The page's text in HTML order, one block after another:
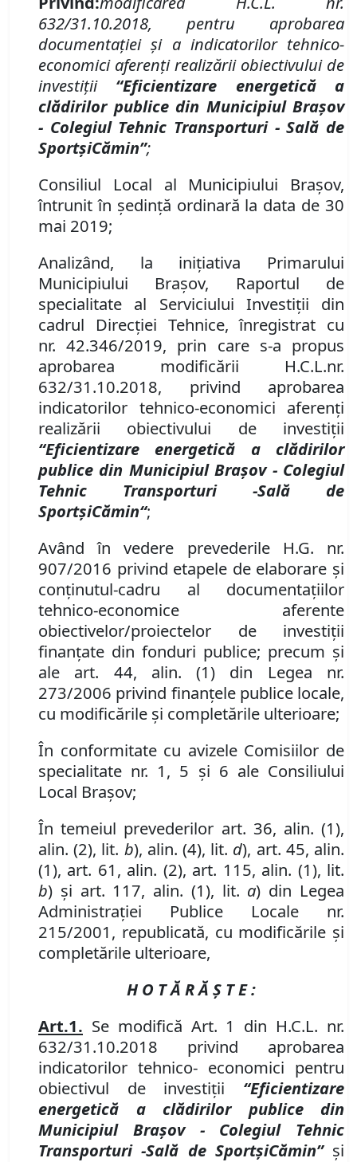
632/31.10.2018, pentru aprobarea
documentației și a indicatorilor tehnico-
economici aferenţi realizării obiectivului de
investiţii “Eficientizare energetică a
clădirilor publice din Municipiul Braşov
- Colegiul Tehnic Transporturi - Sală de
SportșiCămin”;
Consiliul Local al Municipiului Brașov,
întrunit în ședință ordinară la data de 30
mai 2019;
Analizând, la iniţiativa Primarului
Municipiului Braşov, Raportul de
specialitate al Serviciului Investiţii din
cadrul Direcţiei Tehnice, înregistrat cu
nr. 42.346/2019, prin care s-a propus
aprobarea modificării H.C.L.nr.
632/31.10.2018, privind aprobarea
indicatorilor tehnico-economici aferenţi
realizării obiectivului de investiţii
“Eficientizare energetică a clădirilor
publice din Municipiul Braşov -Colegiul
Tehnic Transporturi -Sală de
SportșiCămin“;
Având în vedere prevederile H.G. nr.
907/2016 privind etapele de elaborare și
conținutul-cadru al documentațiilor
tehnico-economice aferente
obiectivelor/proiectelor de investiții
finanțate din fonduri publice; precum şi
ale art. 44, alin.(1) din Legea nr.
273/2006 privind finanţele publice locale,
cu modificările şi completările ulterioare;
În conformitate cu avizele Comisiilor de
specialitate nr. 1, 5 și 6 ale Consiliului
Local Brașov;
În temeiul prevederilor art. 36, alin. (1),
alin. (2), lit. b), alin. (4), lit. d), art. 45, alin.
(1), art. 61, alin. (2), art. 115, alin. (1), lit.
b) şi art. 117, alin. (1), lit. a) din Legea
Administraţiei Publice Locale nr.
215/2001, republicată, cu modificările și
completările ulterioare,
H O T Ă R Ă Ş T E :
Art.1. Se modifică Art. 1 din H.C.L. nr.
632/31.10.2018 privind aprobarea
indicatorilor tehnico- economici pentru
obiectivul de investiţii “Eficientizare
energetică a clădirilor publice din
Municipiul Braşov -Colegiul Tehnic
Transporturi -Sală de SportșiCămin”şi